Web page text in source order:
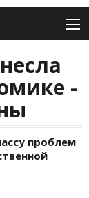
-
проблем